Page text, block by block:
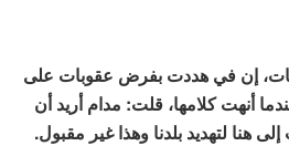
إن في هددت بفرض عقوبات على
أنهت كلامها، قلت: مدام أريد أن
هنا لتهديد بلدنا وهذا غير مقبول.